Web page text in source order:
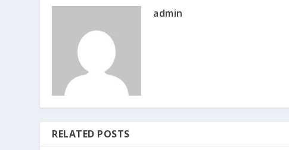
admin
RELATED POSTS